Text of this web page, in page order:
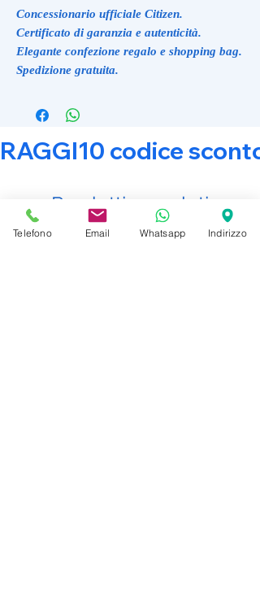
Concessionario ufficiale Citizen.
Certificato di garanzia e autenticità.
Elegante confezione regalo e shopping bag.
Spedizione gratuita.
RAGGI10 codice
Prodotti correlati
Telefono Email Whatsapp Indirizzo